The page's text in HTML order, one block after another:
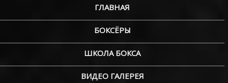
ГЛАВНАЯ
БОКСЁРЫ
ШКОЛА БОКСА
ВИДЕО ГАЛЕРЕЯ